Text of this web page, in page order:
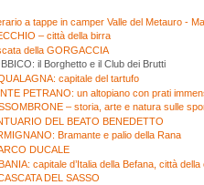
a tappe in camper Valle del Metauro -
– città della birra
della GORGACCIA
il Borghetto e il Club dei Brutti
capitale del tartufo
PETRANO: un altopiano con prati
– storia, arte e natura sulle
DEL BEATO BENEDETTO
Bramante e palio della Rana
DUCALE
capitale d’Italia della Befana, città
DEL SASSO